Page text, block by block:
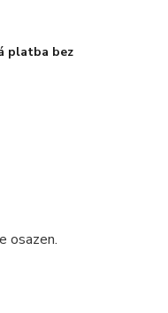
platba bez
osazen.